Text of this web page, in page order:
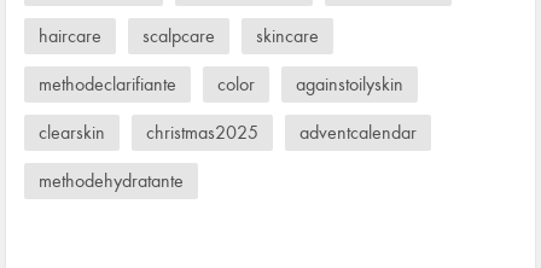
haircare scalpcare skincare
methodeclarifiante color againstoilyskin
clearskin christmas2025 adventcalendar
methodehydratante